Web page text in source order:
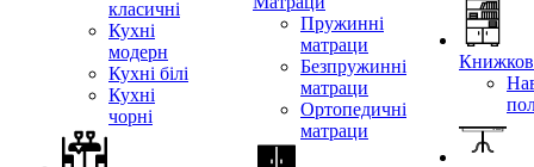
класичні
Кухні
модерн
Кухні білі
Кухні
чорні
Пружинні
матраци
Безпружинні
матраци
Ортопедичні
матраци